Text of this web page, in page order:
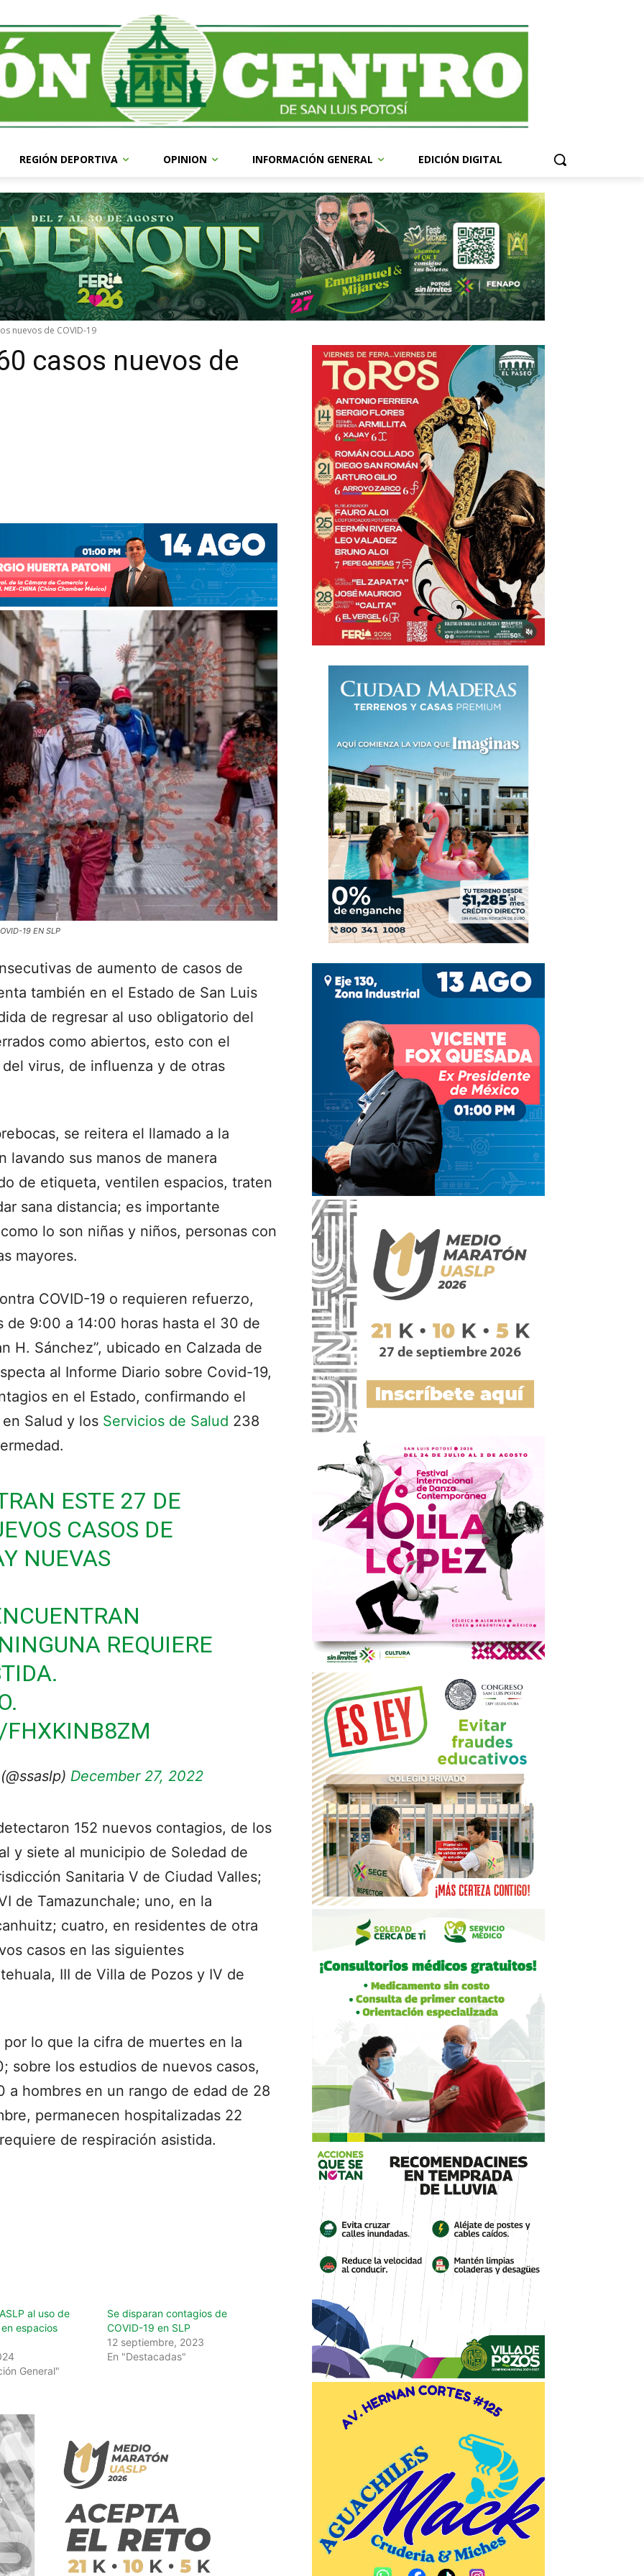
REGIÓN DEPORTIVA OPINION INFORMACIÓN GENERAL EDICIÓN DIGITAL
nuevos de COVID-19
casos nuevos de
19 EN SLP
de aumento de casos de
también en el Estado de San Luis
de regresar al uso obligatorio del
como abiertos, esto con el
virus, de influenza y de otras
se reitera el llamado a la
lavando sus manos de manera
de etiqueta, ventilen espacios, traten
sana distancia; es importante
lo son niñas y niños, personas con
mayores.
COVID-19 o requieren refuerzo,
9:00 a 14:00 horas hasta el 30 de
H. Sánchez”, ubicado en Calzada de
al Informe Diario sobre Covid-19,
en el Estado, confirmando el
Salud y los Servicios de Salud 238
ESTE 27 DE
CASOS DE
NUEVAS
REQUIERE
December 27, 2022
152 nuevos contagios, de los
y siete al municipio de Soledad de
Sanitaria V de Ciudad Valles;
de Tamazunchale; uno, en la
cuatro, en residentes de otra
casos en las siguientes
III de Villa de Pozos y IV de
lo que la cifra de muertes en la
sobre los estudios de nuevos casos,
a hombres en un rango de edad de 28
permanecen hospitalizadas 22
de respiración asistida.
al uso de
espacios
General"
Se disparan contagios de
COVID-19 en SLP
12 septiembre, 2023
En "Destacadas"